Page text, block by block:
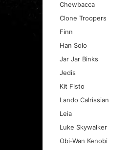
Chewbacca
Clone Troopers
Finn
Han Solo
Jar Jar Binks
Jedis
Kit Fisto
Lando Calrissian
Leia
Luke Skywalker
Obi-Wan Kenobi